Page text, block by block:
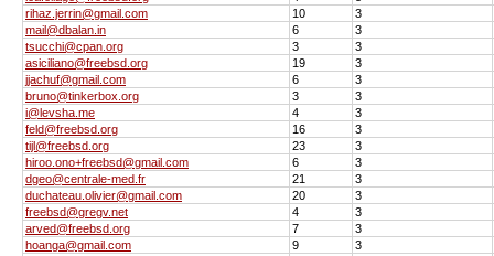
rihaz.jerrin@gmail.com
10
3
mail@dbalan.in
6
3
tsucchi@cpan.org
3
3
asiciliano@freebsd.org
19
3
jjachuf@gmail.com
6
3
bruno@tinkerbox.org
3
3
i@levsha.me
4
3
feld@freebsd.org
16
3
tijl@freebsd.org
23
3
hiroo.ono+freebsd@gmail.com
6
3
dgeo@centrale-med.fr
21
3
duchateau.olivier@gmail.com
20
3
freebsd@gregv.net
4
3
arved@freebsd.org
7
3
hoanga@gmail.com
9
3